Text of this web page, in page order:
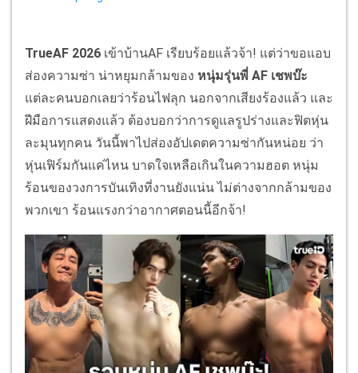
TrueAF 2026 เข้าบ้านAF เรียบร้อยแล้วจ้า! แต่ว่าขอแอบ
ส่องความซ่า น่าหยุมกล้ามของ หนุ่มรุ่นพี่ AF เชพบ๊ะ
แต่ละคนบอกเลยว่าร้อนไฟลุก นอกจากเสียงร้องแล้ว และ
ฝีมือการแสดงแล้ว ต้องบอกว่าการดูแลรูปร่างและฟิตหุ่น
ละมุนทุกคน วันนี้พาไปส่องอัปเดตความซ่ากันหน่อย ว่า
หุ่นเฟิร์มกันแค่ไหน บาดใจเหลือเกินในความฮอต หนุ่ม
ร้อนของวงการบันเทิงที่งานยังแน่น ไม่ต่างจากกล้ามของ
พวกเขา ร้อนแรงกว่าอากาศตอนนี้อีกจ้า!